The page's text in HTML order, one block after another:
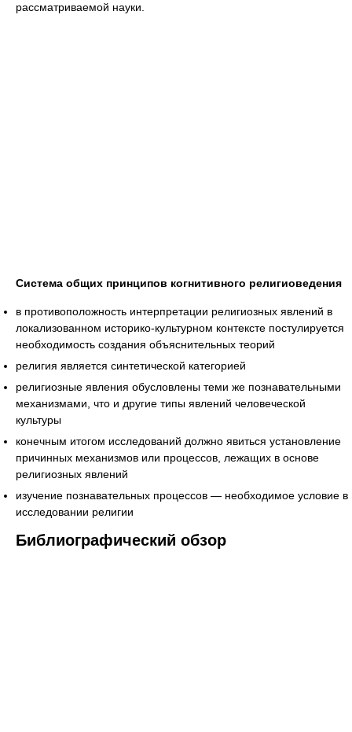
рассматриваемой науки.
Система общих принципов когнитивного религиоведения
в противоположность интерпретации религиозных явлений в
локализованном историко-культурном контексте постулируется
необходимость создания объяснительных теорий
религия является синтетической категорией
религиозные явления обусловлены теми же познавательными
механизмами, что и другие типы явлений человеческой
культуры
конечным итогом исследований должно явиться установление
причинных механизмов или процессов, лежащих в основе
религиозных явлений
изучение познавательных процессов — необходимое условие в
исследовании религии
Библиографический обзор